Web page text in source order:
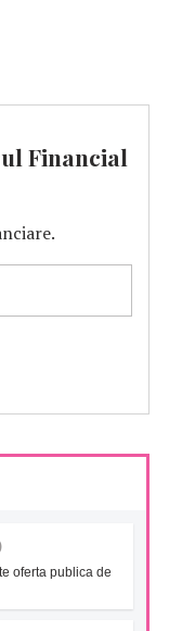
Financial
oferta publica de